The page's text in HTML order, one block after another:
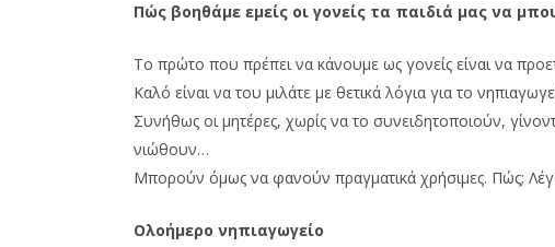
Πώς βοηθάμε εμείς οι γονείς τα παιδιά μας να
To πρώτο που πρέπει να κάνουμε ως γονείς είναι να
Καλό είναι να του μιλάτε με θετικά λόγια για το
Συνήθως οι μητέρες, χωρίς να το συνειδητοποιούν,
νιώθουν…
Μπορούν όμως να φανούν πραγματικά χρήσιμες. Πώς;
Ολοήμερο νηπιαγωγείο